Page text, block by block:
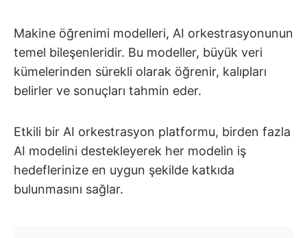
Makine öğrenimi modelleri, AI orkestrasyonunun
temel bileşenleridir. Bu modeller, büyük veri
kümelerinden sürekli olarak öğrenir, kalıpları
belirler ve sonuçları tahmin eder.
Etkili bir AI orkestrasyon platformu, birden fazla
AI modelini destekleyerek her modelin iş
hedeflerinize en uygun şekilde katkıda
bulunmasını sağlar.